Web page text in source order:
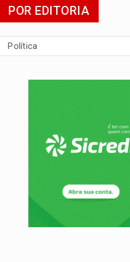
escola
POR EDITORIA